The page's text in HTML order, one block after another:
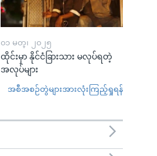
၀၁ မတ္၊ ၂၀၂၅
ထိုင်းမှာ နိုင်ငံခြားသား မလုပ်ရတဲ့
အလုပ်များ
အစီအစဉ်တွဲများအားလုံးကြည့်ရှုရန်